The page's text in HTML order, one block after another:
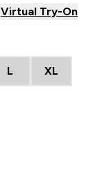
Virtual Try-On
L XL